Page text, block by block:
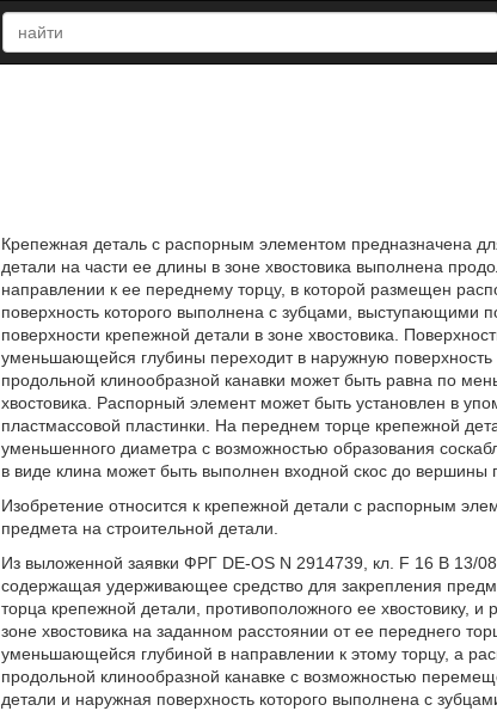
Крепежная деталь с распорным элементом предназначена
детали на части ее длины в зоне хвостовика выполнена
направлении к ее переднему торцу, в которой размещен
поверхность которого выполнена с зубцами,
поверхности крепежной детали в зоне хвостовика.
уменьшающейся глубины переходит в наружную
продольной клинообразной канавки может быть равна по
хвостовика. Распорный элемент может быть установлен в
пластмассовой пластинки. На переднем торце крепежной
уменьшенного диаметра с возможностью образования
в виде клина может быть выполнен входной скос до вершины
Изобретение относится к крепежной детали с распорным
предмета на строительной детали.
Из выложенной заявки ФРГ DE-OS N 2914739, кл. F 16 B 13/
содержащая удерживающее средство для закрепления
торца крепежной детали, противоположного ее хвостовику,
зоне хвостовика на заданном расстоянии от ее переднего
уменьшающейся глубиной в направлении к этому торцу, а
продольной клинообразной канавке с возможностью
детали и наружная поверхность которого выполнена с